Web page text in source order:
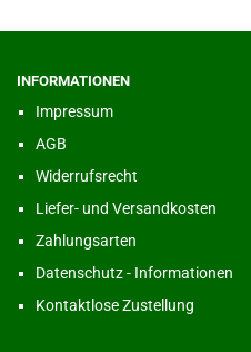
INFORMATIONEN
Impressum
AGB
Widerrufsrecht
Liefer- und Versandkosten
Zahlungsarten
Datenschutz - Informationen
Kontaktlose Zustellung